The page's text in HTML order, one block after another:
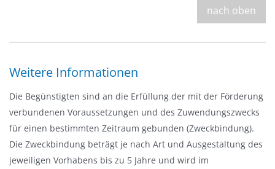
nach oben
Weitere Informationen
Die Begünstigten sind an die Erfüllung der mit der Förderung
verbundenen Voraussetzungen und des Zuwendungszwecks
für einen bestimmten Zeitraum gebunden (Zweckbindung).
Die Zweckbindung beträgt je nach Art und Ausgestaltung des
jeweiligen Vorhabens bis zu 5 Jahre und wird im